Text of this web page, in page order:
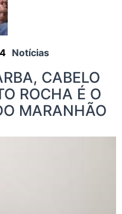
Notícias
CABELO
ROCHA É O
MARANHÃO